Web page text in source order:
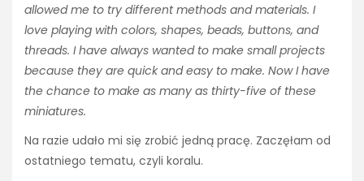
allowed me to try different methods and materials. I
love playing with colors, shapes, beads, buttons, and
threads. I have always wanted to make small projects
because they are quick and easy to make. Now I have
the chance to make as many as thirty-five of these
miniatures.
Na razie udało mi się zrobić jedną pracę. Zaczęłam od
ostatniego tematu, czyli koralu.